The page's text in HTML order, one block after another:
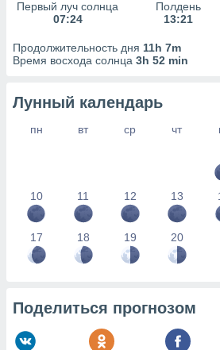
наших 1199
Первый луч солнца
07:24
Полдень
13:21
Продолжительность дня 11h 7m
Время восхода солнца 3h 52 min
Лунный календарь
пн вт ср чт
10 11 12 13
17 18 19 20
Поделиться прогнозом